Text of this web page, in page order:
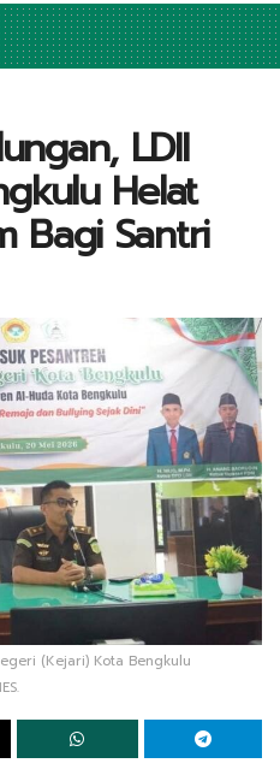
LDII
Helat
Bagi Santri
(Kejari) Kota Bengkulu